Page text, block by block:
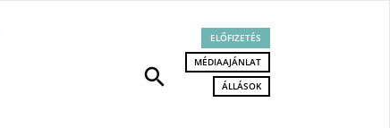
search
ELŐFIZETÉS
MÉDIAAJÁNLAT
ÁLLÁSOK